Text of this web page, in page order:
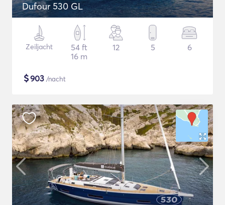
Dufour 530 GL
Zeiljacht
54 ft
16 m
12 5 6
$903 /nacht